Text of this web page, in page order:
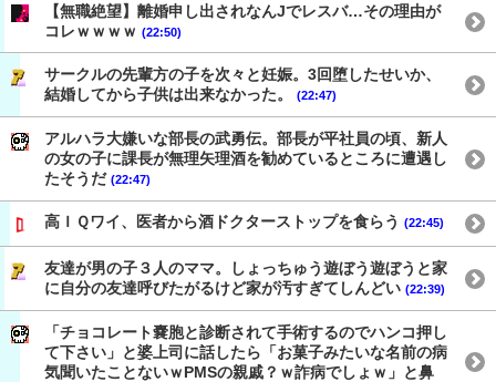
【無職絶望】離婚申し出されなんJでレスバ…その理由が
コレｗｗｗｗ (22:50)
サークルの先輩方の子を次々と妊娠。3回堕したせいか、
結婚してから子供は出来なかった。
(22:47)
アルハラ大嫌いな部長の武勇伝。部長が平社員の頃、新人
の女の子に課長が無理矢理酒を勧めているところに遭遇し
たそうだ (22:47)
高ＩＱワイ、医者から酒ドクターストップを食らう (22:45)
友達が男の子３人のママ。しょっちゅう遊ぼう遊ぼうと家
に自分の友達呼びたがるけど家が汚すぎてしんどい (22:39)
「チョコレート嚢胞と診断されて手術するのでハンコ押し
て下さい」と婆上司に話したら「お菓子みたいな名前の病
気聞いたことないｗPMSの親戚？ｗ詐病でしょｗ」と鼻